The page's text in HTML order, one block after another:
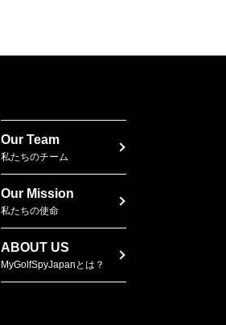
Our Team
私たちのチーム
Our Mission
私たちの使命
ABOUT US
MyGolfSpyJapanとは？